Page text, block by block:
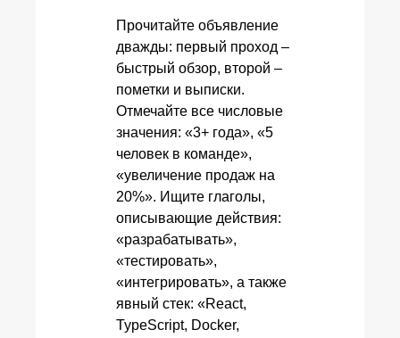
Прочитайте объявление
дважды: первый проход –
быстрый обзор, второй –
пометки и выписки.
Отмечайте все числовые
значения: «3+ года», «5
человек в команде»,
«увеличение продаж на
20%». Ищите глаголы,
описывающие действия:
«разрабатывать»,
«тестировать»,
«интегрировать», а также
явный стек: «React,
TypeScript, Docker,